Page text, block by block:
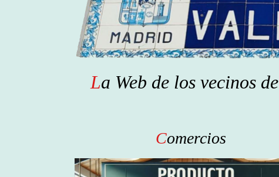
La Web de los vecinos de
Comercios